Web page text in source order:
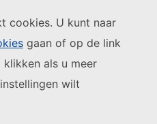
cookies. U kunt naar
gaan of op de link
als u meer
wilt